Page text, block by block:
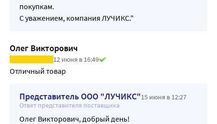
покупкам.
С уважением, компания ЛУЧИКС."
Олег Викторович
12 июня в 16:49
Отличный товар
Представитель ООО "ЛУЧИКС"15 июня в 12:27
Ответ представителя поставщика
Олег Викторович, добрый день!